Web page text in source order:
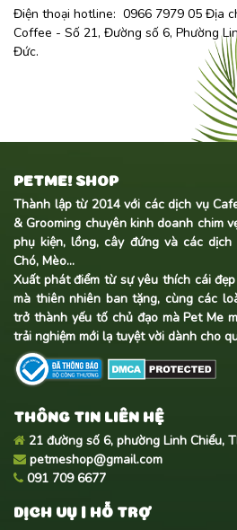
Điện thoại hotline: 0966 7979 05 Địa
Coffee - Số 21, Đường số 6, Phường
Đức.
PETME! SHOP
Thành lập từ 2014 với các dịch vụ
& Grooming chuyên kinh doanh chim
phụ kiện, lồng, cây đứng và các
Chó, Mèo...
Xuất phát điểm từ sự yêu thích cái
mà thiên nhiên ban tặng, cùng các
trở thành yếu tố chủ đạo mà Pet Me
trải nghiệm mới lạ tuyệt vời dành cho
THÔNG TIN LIÊN HỆ
21 đường số 6, phường Linh Chiểu,
petmeshop@gmail.com
091 709 6677
DỊCH VỤ | HỖ TRỢ